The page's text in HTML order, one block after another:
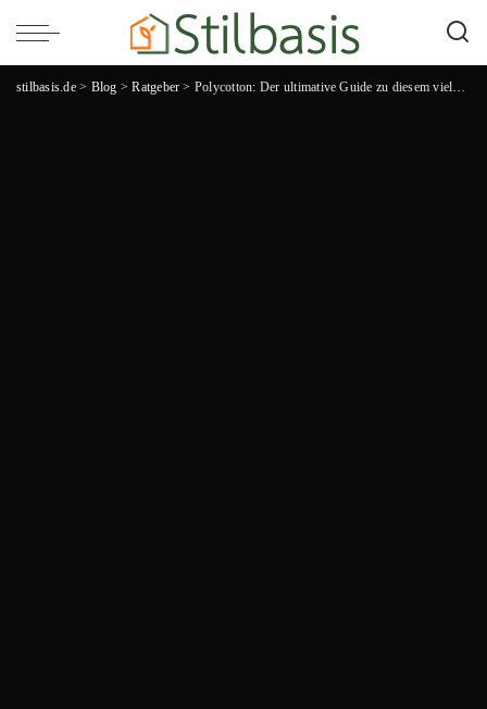
stilbasis.de> Blog >Ratgeber > Polycotton: Der ultimative Guide zu diesem vielseitigen Material